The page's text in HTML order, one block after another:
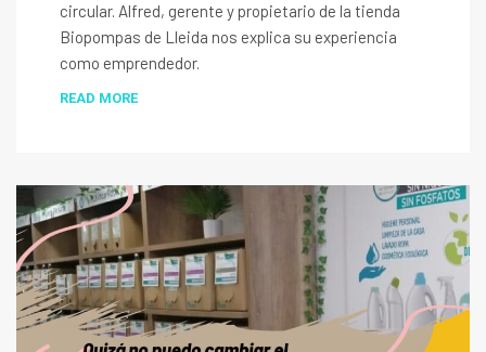
circular. Alfred, gerente y propietario de la tienda
Biopompas de Lleida nos explica su experiencia
como emprendedor.
READ MORE